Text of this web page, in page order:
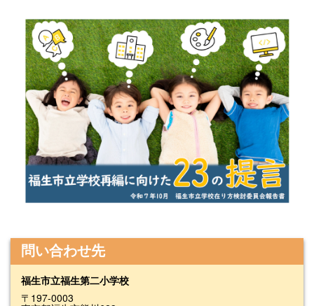
問い合わせ先
福生市立福生第二小学校
〒197-0003